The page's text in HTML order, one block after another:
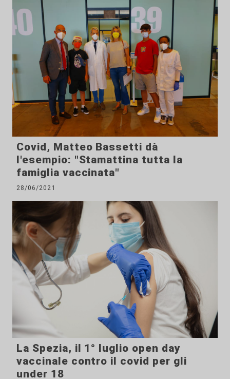
Covid, Matteo Bassetti dà
l'esempio: "Stamattina tutta la
famiglia vaccinata"
28/06/2021
La Spezia, il 1° luglio open day
vaccinale contro il covid per gli
under 18